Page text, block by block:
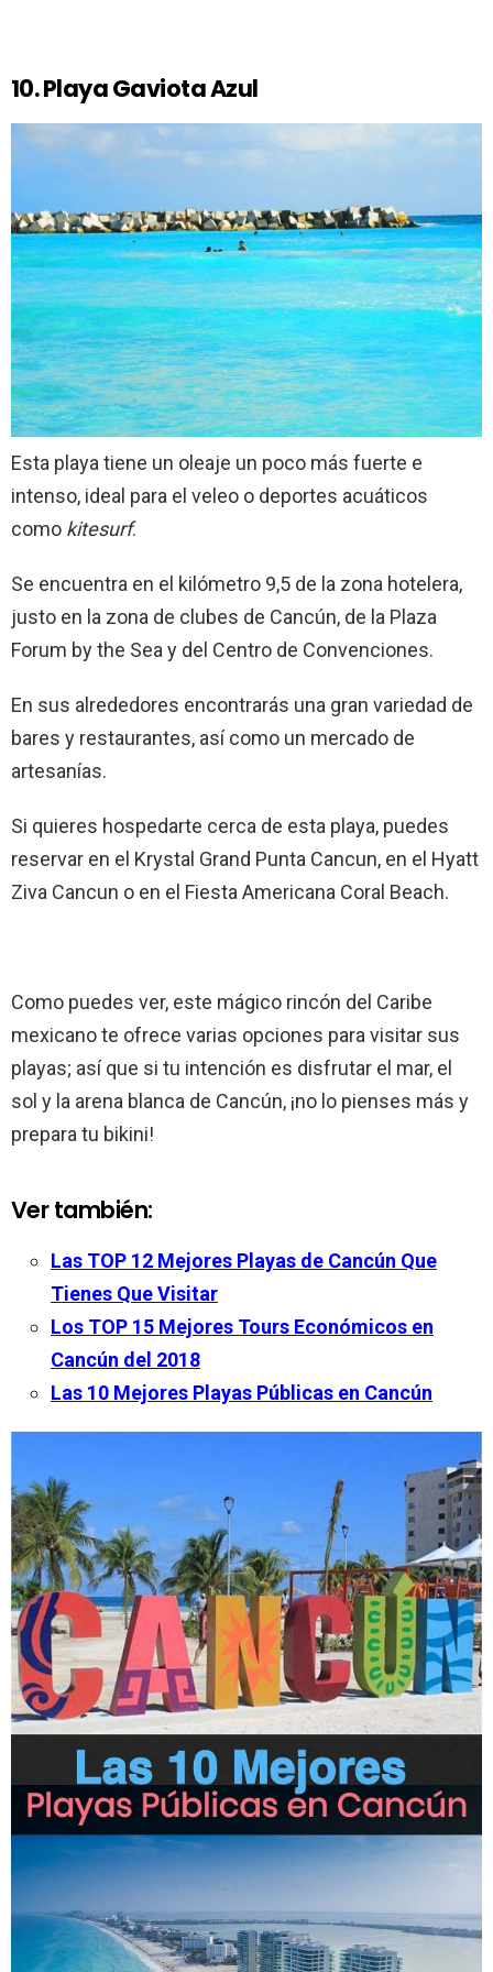
10. Playa Gaviota Azul
Esta playa tiene un oleaje un poco más fuerte e
intenso, ideal para el veleo o deportes acuáticos
como kitesurf.
Se encuentra en el kilómetro 9,5 de la zona hotelera,
justo en la zona de clubes de Cancún, de la Plaza
Forum by the Sea y del Centro de Convenciones.
En sus alrededores encontrarás una gran variedad de
bares y restaurantes, así como un mercado de
artesanías.
Si quieres hospedarte cerca de esta playa, puedes
reservar en el Krystal Grand Punta Cancun, en el Hyatt
Ziva Cancun o en el Fiesta Americana Coral Beach.
Como puedes ver, este mágico rincón del Caribe
mexicano te ofrece varias opciones para visitar sus
playas; así que si tu intención es disfrutar el mar, el
sol y la arena blanca de Cancún, ¡no lo pienses más y
prepara tu bikini!
Ver también:
Las TOP 12 Mejores Playas de Cancún Que
Tienes Que Visitar
Los TOP 15 Mejores Tours Económicos en
Cancún del 2018
Las 10 Mejores Playas Públicas en Cancún